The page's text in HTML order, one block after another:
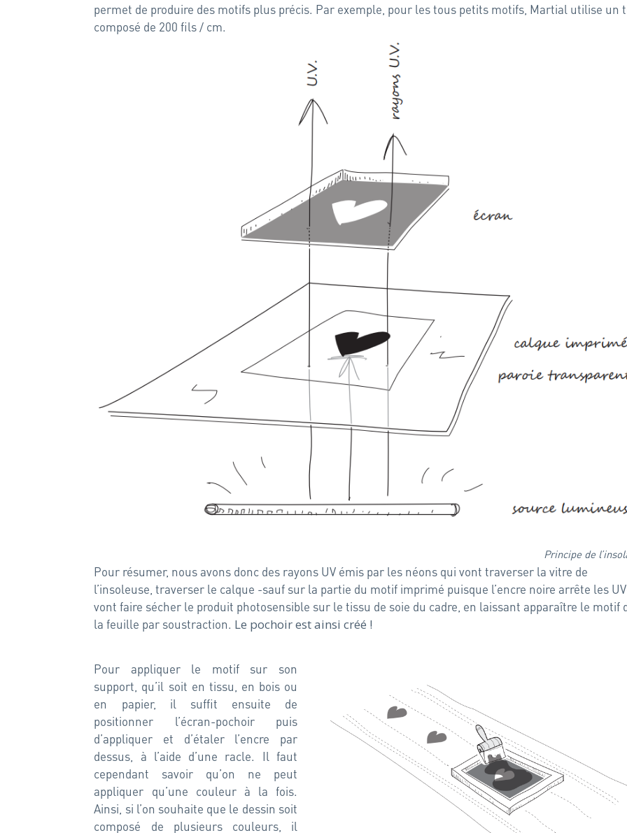
permet de produire des motifs plus précis. Par exemple, pour les tous petits motifs, Martial utilise un
composé de 200 fils / cm.
Principe de
Pour résumer, nous avons donc des rayons UV émis par les néons qui vont traverser la vitre de
l’insoleuse, traverser le calque -sauf sur la partie du motif imprimé puisque l’encre noire arrête les
vont faire sécher le produit photosensible sur le tissu de soie du cadre, en laissant apparaître le motif
la feuille par soustraction. Le pochoir est ainsi créé !
Pour appliquer le motif sur son
support, qu’il soit en tissu, en bois ou
en papier, il suffit ensuite de
positionner l’écran-pochoir puis
d’appliquer et d’étaler l’encre par
dessus, à l’aide d’une racle. Il faut
cependant savoir qu’on ne peut
appliquer qu’une couleur à la fois.
Ainsi, si l’on souhaite que le dessin soit
composé de plusieurs couleurs, il